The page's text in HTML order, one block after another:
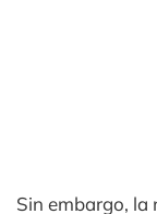
Sin embargo, la